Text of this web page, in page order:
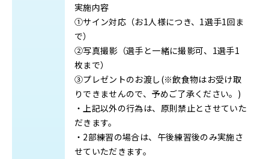
実施内容
①サイン対応（お1人様につき、1選手1回ま
で）
②写真撮影（選手と一緒に撮影可、1選手1
枚まで）
③プレゼントのお渡し(※飲食物はお受け取
りできませんので、予めご了承ください。)
・上記以外の行為は、原則禁止とさせていた
だきます。
・2部練習の場合は、午後練習後のみ実施さ
せていただきます。